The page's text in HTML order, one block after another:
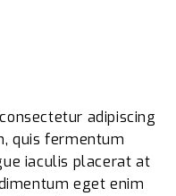
adipiscing
quis fermentum
iaculis placerat at
eget enim